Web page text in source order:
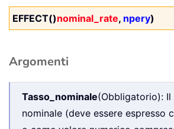
EFFECT()nominal_rate, npery)
Argomenti
Tasso_nominale(Obbligatorio):
nominale (deve essere espresso